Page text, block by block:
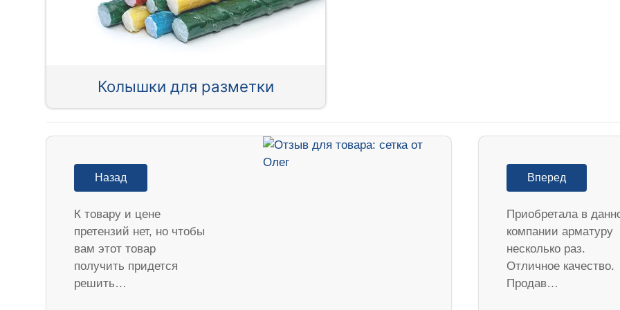
Колышки для разметки
Назад
К товару и цене
претензий нет, но чтобы
вам этот товар
получить придется
решить…
Вперед
Приобретала в
компании арматуру
несколько раз.
Отличное качество.
Продав…